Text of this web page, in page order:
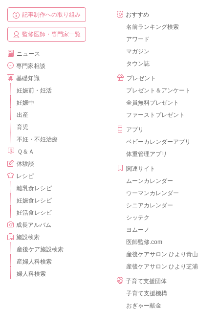
記事制作への取り組み
監修医師・専門家一覧
ニュース
専門家相談
基礎知識
妊娠前・妊活
妊娠中
出産
育児
不妊・不妊治療
Ｑ＆Ａ
体験談
レシピ
離乳食レシピ
妊娠食レシピ
妊活食レシピ
成長アルバム
施設検索
産後ケア施設検索
産婦人科検索
婦人科検索
おすすめ
名前ランキング検索
アワード
マガジン
タウン誌
プレゼント
プレゼント＆アンケート
全員無料プレゼント
ファーストプレゼント
アプリ
ベビーカレンダーアプリ
体重管理アプリ
関連サイト
ムーンカレンダー
ウーマンカレンダー
シニアカレンダー
シッテク
ヨムーノ
医師監修.com
産後ケアサロン ひより青山
産後ケアサロン ひより芝浦
子育て支援団体
子育て支援機構
おぎゃー献金